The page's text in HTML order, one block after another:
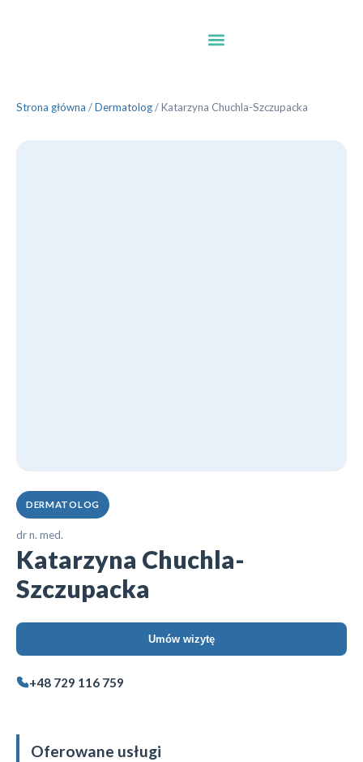
Strona główna /Dermatolog/Katarzyna Chuchla-Szczupacka
DERMATOLOG
dr n. med.
Katarzyna Chuchla-
Szczupacka
Umów wizytę
+48 729 116 759
Oferowane usługi